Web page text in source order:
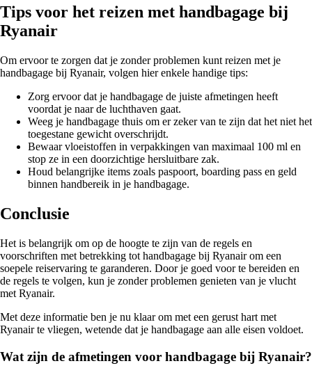
Tips voor het reizen met handbagage bij
Ryanair
Om ervoor te zorgen dat je zonder problemen kunt reizen met je
handbagage bij Ryanair, volgen hier enkele handige tips:
Zorg ervoor dat je handbagage de juiste afmetingen heeft
voordat je naar de luchthaven gaat.
Weeg je handbagage thuis om er zeker van te zijn dat het niet het
toegestane gewicht overschrijdt.
Bewaar vloeistoffen in verpakkingen van maximaal 100 ml en
stop ze in een doorzichtige hersluitbare zak.
Houd belangrijke items zoals paspoort, boarding pass en geld
binnen handbereik in je handbagage.
Conclusie
Het is belangrijk om op de hoogte te zijn van de regels en
voorschriften met betrekking tot handbagage bij Ryanair om een
soepele reiservaring te garanderen. Door je goed voor te bereiden en
de regels te volgen, kun je zonder problemen genieten van je vlucht
met Ryanair.
Met deze informatie ben je nu klaar om met een gerust hart met
Ryanair te vliegen, wetende dat je handbagage aan alle eisen voldoet.
Wat zijn de afmetingen voor handbagage bij Ryanair?